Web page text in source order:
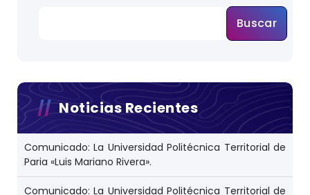
a
Buscar
Noticias Recientes
Comunicado: La Universidad Politécnica Territorial de
Paria «Luis Mariano Rivera».
Comunicado: La Universidad Politécnica Territorial de